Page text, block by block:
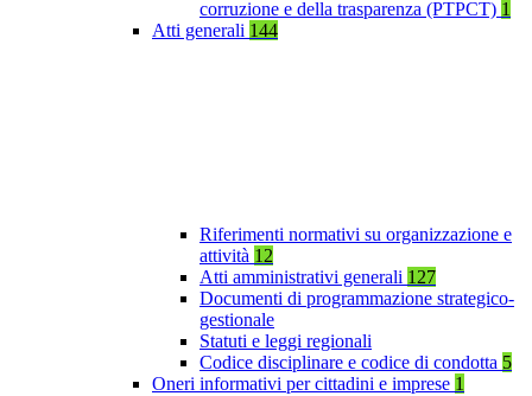
corruzione e della trasparenza (PTPCT) 1
Atti generali 144
Riferimenti normativi su organizzazione e
attività 12
Atti amministrativi generali 127
Documenti di programmazione strategico-
gestionale
Statuti e leggi regionali
Codice disciplinare e codice di condotta 5
Oneri informativi per cittadini e imprese 1